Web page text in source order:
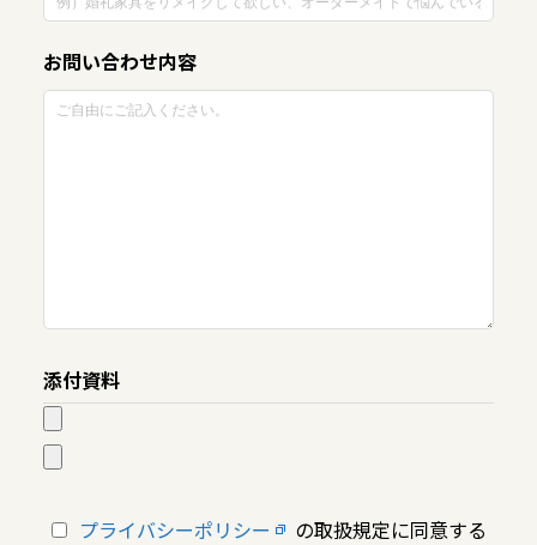
お問い合わせ内容
添付資料
プライバシーポリシー の取扱規定に同意する